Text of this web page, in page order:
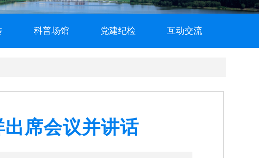
科普场馆 党建纪检 互动交流
席会议并讲话